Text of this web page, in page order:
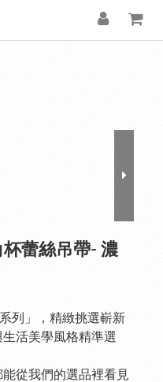
蕾絲吊帶- 濃
列」，精緻挑選嶄新
活美學風格精準選
從我們的選品裡看見